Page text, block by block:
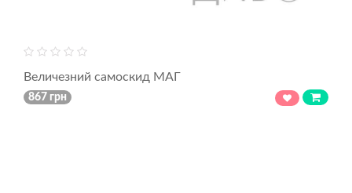
Величезний самоскид МАГ
867 грн